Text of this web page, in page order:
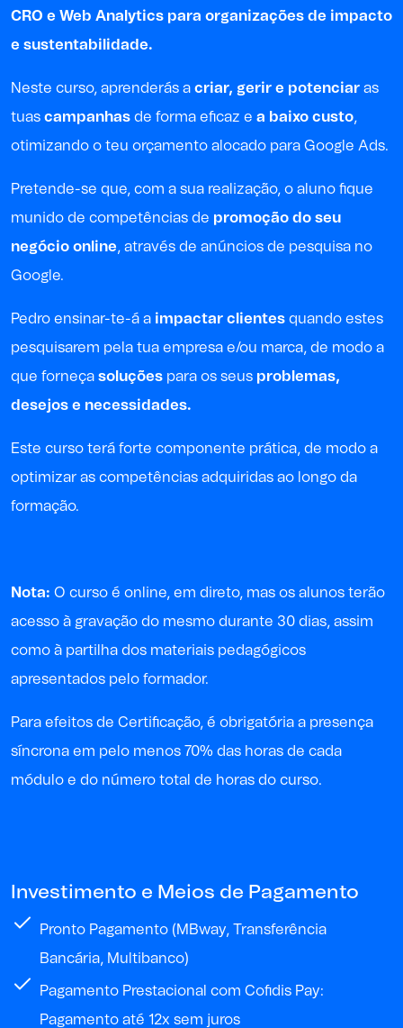
CRO e Web Analytics para organizações de impacto
e sustentabilidade.
Neste curso, aprenderás a criar, gerir e potenciar as
tuas campanhas de forma eficaz e a baixo custo,
otimizando o teu orçamento alocado para Google Ads.
Pretende-se que, com a sua realização, o aluno fique
munido de competências de promoção do seu
negócio online, através de anúncios de pesquisa no
Google.
Pedro ensinar-te-á a impactar clientes quando estes
pesquisarem pela tua empresa e/ou marca, de modo a
que forneça soluções para os seus problemas,
desejos e necessidades.
Este curso terá forte componente prática, de modo a
optimizar as competências adquiridas ao longo da
formação.
Nota: O curso é online, em direto, mas os alunos terão
acesso à gravação do mesmo durante 30 dias, assim
como à partilha dos materiais pedagógicos
apresentados pelo formador.
Para efeitos de Certificação, é obrigatória a presença
síncrona em pelo menos 70% das horas de cada
módulo e do número total de horas do curso.
Investimento e Meios de Pagamento
Pronto Pagamento (MBway, Transferência
Bancária, Multibanco)
Pagamento Prestacional com Cofidis Pay:
Pagamento até 12x sem juros